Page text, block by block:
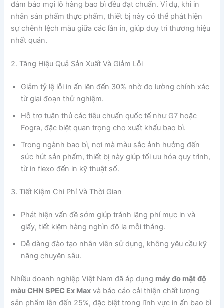
đảm bảo mọi lô hàng bao bì đều đạt chuẩn. Ví dụ, khi in
nhãn sản phẩm thực phẩm, thiết bị này có thể phát hiện
sự chênh lệch màu giữa các lần in, giúp duy trì thương hiệu
nhất quán.
2. Tăng Hiệu Quả Sản Xuất Và Giảm Lỗi
Giảm tỷ lệ lỗi in ấn lên đến 30% nhờ đo lường chính xác
từ giai đoạn thử nghiệm.
Hỗ trợ tuân thủ các tiêu chuẩn quốc tế như G7 hoặc
Fogra, đặc biệt quan trọng cho xuất khẩu bao bì.
Trong ngành bao bì, nơi mà màu sắc ảnh hưởng đến
sức hút sản phẩm, thiết bị này giúp tối ưu hóa quy trình,
từ in flexo đến in kỹ thuật số.
3. Tiết Kiệm Chi Phí Và Thời Gian
Phát hiện vấn đề sớm giúp tránh lãng phí mực in và
giấy, tiết kiệm hàng nghìn đô la mỗi tháng.
Dễ dàng đào tạo nhân viên sử dụng, không yêu cầu kỹ
năng chuyên sâu.
Nhiều doanh nghiệp Việt Nam đã áp dụng máy đo mật độ
màu CHN SPEC Ex Max và báo cáo cải thiện chất lượng
sản phẩm lên đến 25%, đặc biệt trong lĩnh vực in ấn bao bì